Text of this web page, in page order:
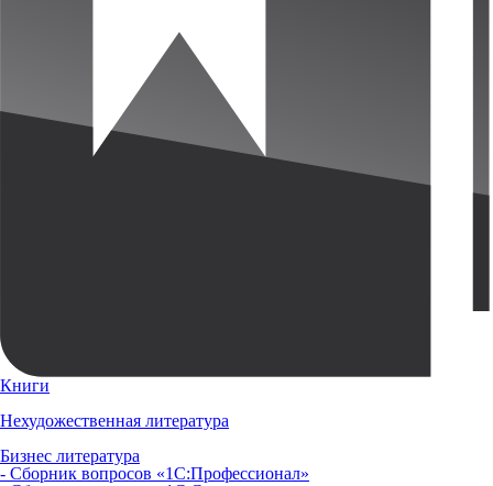
Книги
Нехудожественная литература
Бизнес литература
- Сборник вопросов «1С:Профессионал»